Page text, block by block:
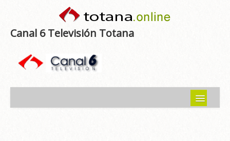
Canal 6 Televisión Totana